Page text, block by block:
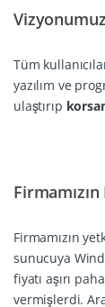
Vizyonumuz
Tüm
yazılım ve
ulaştırıp
Firmamızın
sunucuya
fiyatı aşırı
vermişlerdi.